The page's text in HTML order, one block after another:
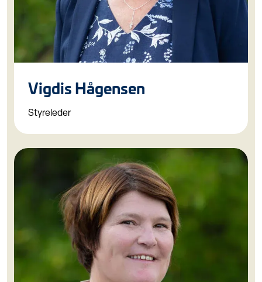
Vigdis Hågensen
Styreleder